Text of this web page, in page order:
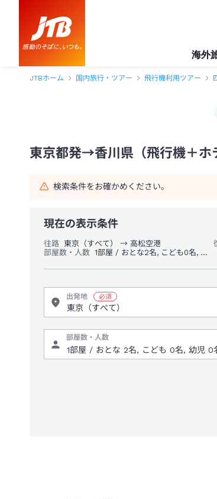
海外
JTBホーム 国内旅行・ツアー 飛行機利用ツアー
東京都発→香川県（飛行機＋ホ
検索条件をお確かめください。
現在の表示条件
往路 東京（すべて） → 高松空港
部屋数・人数
1部屋 / おとな2名, こども0名, 幼児0名
出発地
部屋数・人数